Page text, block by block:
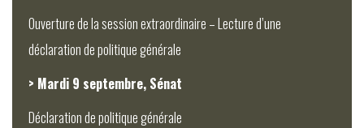
Ouverture de la session extraordinaire – Lecture d’une
déclaration de politique générale
> Mardi 9 septembre, Sénat
Déclaration de politique générale